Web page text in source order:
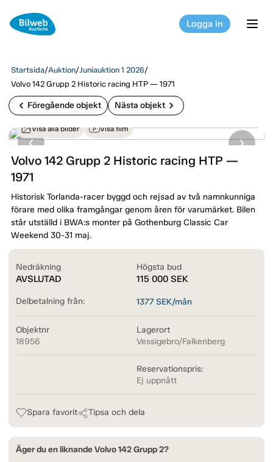
Logga in
Startsida/Auktion/Juniauktion 1 2026/
Volvo 142 Grupp 2 Historic racing HTP — 1971
chevron_left Föregående objekt Nästa objekt chevron_right
Visa alla bilder Visa film
Volvo 142 Grupp 2 Historic racing HTP —
1971
Historisk Torlanda-racer byggd och rejsad av två namnkunniga
förare med olika framgångar genom åren för varumärket. Bilen
står utställd i BWA:s monter på Gothenburg Classic Car
Weekend 30-31 maj.
Nedräkning
AVSLUTAD
Högsta bud
115 000 SEK
Delbetalning från: 1377SEK/mån
Objektnr
18956
Lagerort
Vessigebro/Falkenberg
Reservationspris:
Ej uppnått
Spara favorit Tipsa och dela
Äger du en liknande Volvo 142 Grupp 2?